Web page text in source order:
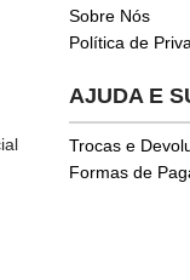
Sobre Nós
Política de
AJUDA E
Trocas e
Formas de